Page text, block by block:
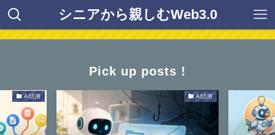
シニアから親しむWeb3.0
Pick up posts !
AI活用 AI活用